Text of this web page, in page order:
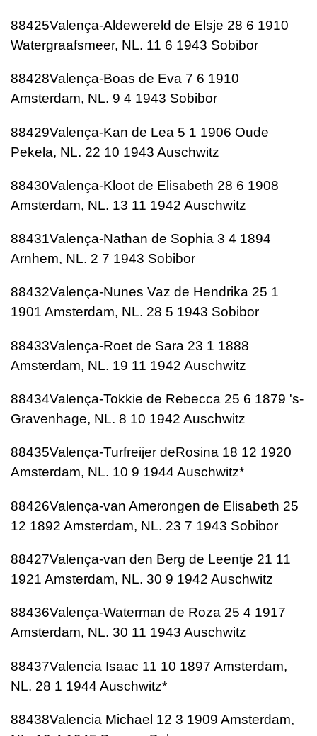
88425Valença-Aldewereld de Elsje 28 6 1910
Watergraafsmeer, NL. 11 6 1943 Sobibor
88428Valença-Boas de Eva 7 6 1910
Amsterdam, NL. 9 4 1943 Sobibor
88429Valença-Kan de Lea 5 1 1906 Oude
Pekela, NL. 22 10 1943 Auschwitz
88430Valença-Kloot de Elisabeth 28 6 1908
Amsterdam, NL. 13 11 1942 Auschwitz
88431Valença-Nathan de Sophia 3 4 1894
Arnhem, NL. 2 7 1943 Sobibor
88432Valença-Nunes Vaz de Hendrika 25 1
1901 Amsterdam, NL. 28 5 1943 Sobibor
88433Valença-Roet de Sara 23 1 1888
Amsterdam, NL. 19 11 1942 Auschwitz
88434Valença-Tokkie de Rebecca 25 6 1879 's-
Gravenhage, NL. 8 10 1942 Auschwitz
88435Valença-Turfreijer deRosina 18 12 1920
Amsterdam, NL. 10 9 1944 Auschwitz*
88426Valença-van Amerongen de Elisabeth 25
12 1892 Amsterdam, NL. 23 7 1943 Sobibor
88427Valença-van den Berg de Leentje 21 11
1921 Amsterdam, NL. 30 9 1942 Auschwitz
88436Valença-Waterman de Roza 25 4 1917
Amsterdam, NL. 30 11 1943 Auschwitz
88437Valencia Isaac 11 10 1897 Amsterdam,
NL. 28 1 1944 Auschwitz*
88438Valencia Michael 12 3 1909 Amsterdam,